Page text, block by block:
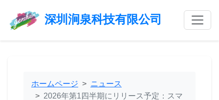
深圳涧泉科技有限公司
ホームページ
ニュース
2026年第1四半期にリリース予定：スマ